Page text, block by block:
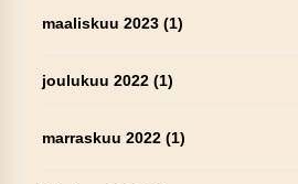
maaliskuu 2023(1)
joulukuu 2022(1)
marraskuu 2022(1)